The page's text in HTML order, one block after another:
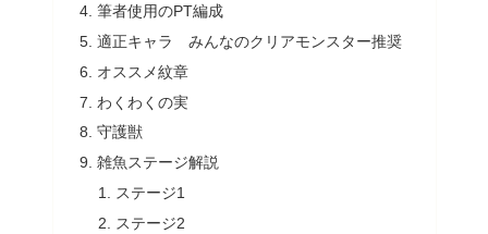
筆者使用のPT編成
適正キャラ みんなのクリアモンスター推奨
オススメ紋章
わくわくの実
守護獣
雑魚ステージ解説
ステージ1
ステージ2